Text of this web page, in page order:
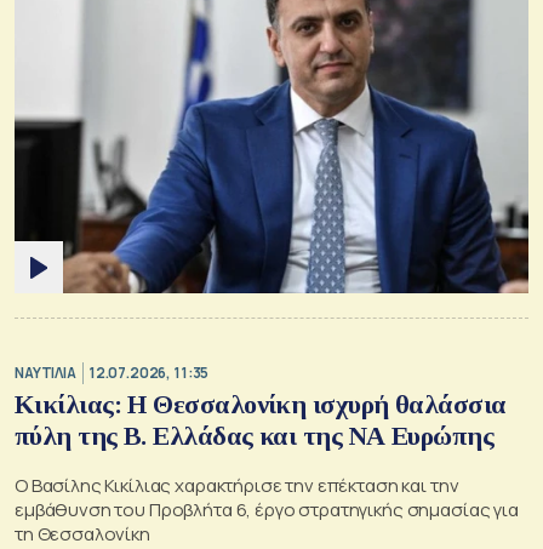
ΝΑΥΤΙΛΙΑ 12.07.2026, 11:35
Κικίλιας: Η Θεσσαλονίκη ισχυρή θαλάσσια
πύλη της Β. Ελλάδας και της ΝΑ Ευρώπης
Ο Βασίλης Κικίλιας χαρακτήρισε την επέκταση και την
εμβάθυνση του Προβλήτα 6, έργο στρατηγικής σημασίας για
τη Θεσσαλονίκη